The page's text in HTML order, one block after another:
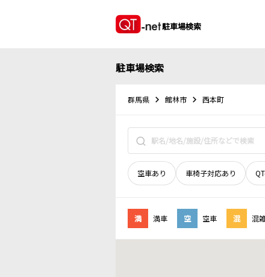
駐車場検索
駐車場検索
群馬県 館林市 西本町
空車あり 車椅子対応あり
満 満車 空 空車 混 混